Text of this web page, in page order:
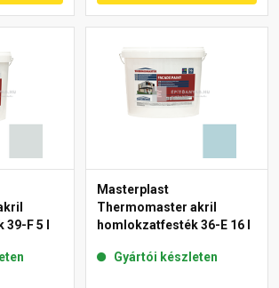
F 5 l
Masterplast
Thermomaster akril
homlokzatfesték 36-E 16 l
Gyártói készleten